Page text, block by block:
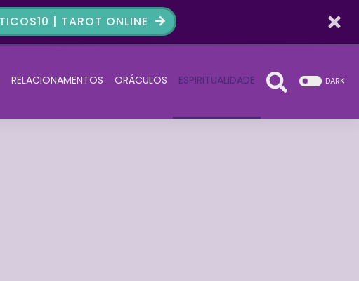
| TAROT ONLINE
RELACIONAMENTOS ORÁCULOS ESPIRITUALIDADE DARK